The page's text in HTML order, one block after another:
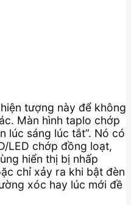
tượng này để không
Màn hình taplo chớp
lúc sáng lúc tắt”. Nó có
LED chớp đồng loạt,
hiển thị bị nhấp
chỉ xảy ra khi bật đèn
xóc hay lúc mới đề